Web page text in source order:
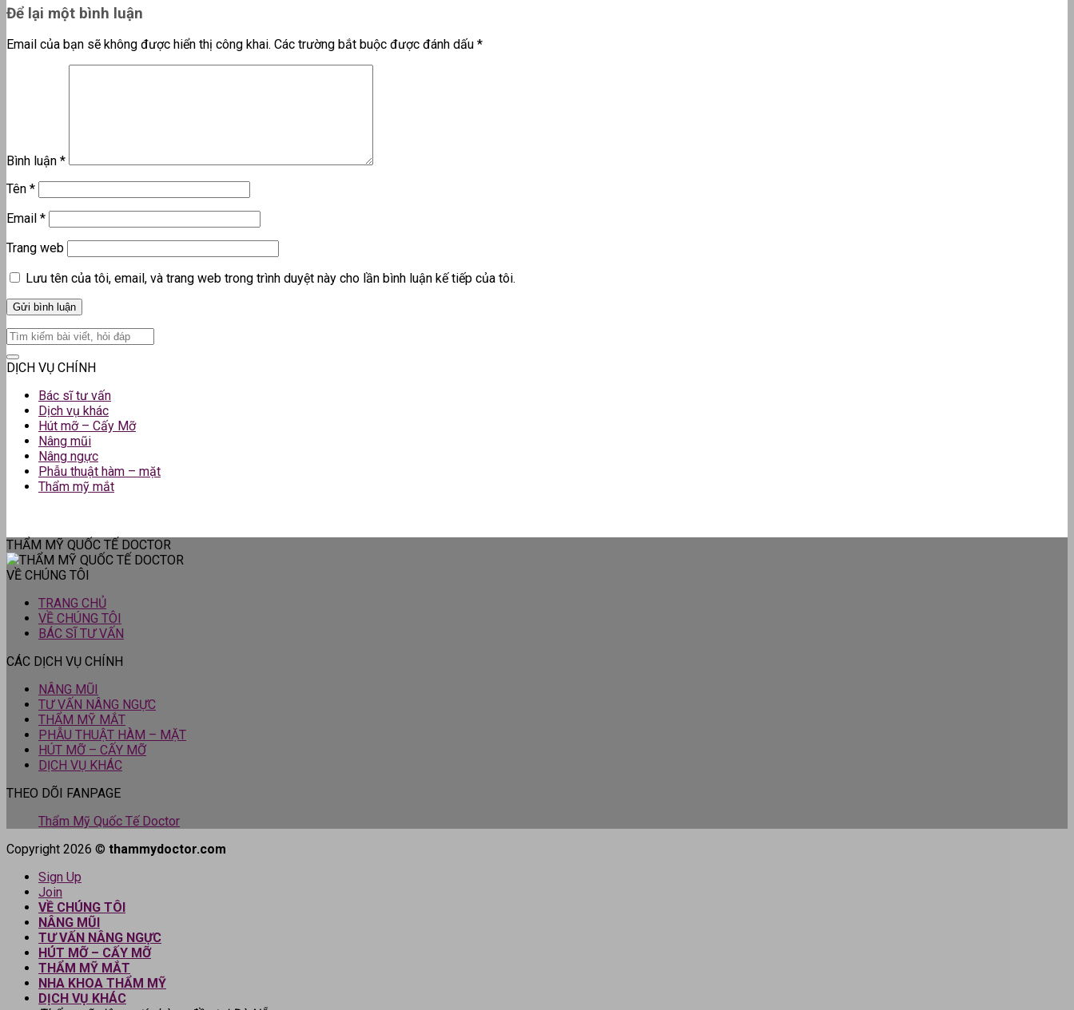
Để lại một bình luận
Email của bạn sẽ không được hiển thị công khai. Các trường bắt buộc được đánh dấu *
Bình luận *
Tên *
Email *
Trang web
Lưu tên của tôi, email, và trang web trong trình duyệt này cho lần bình luận kế tiếp của tôi.
DỊCH VỤ CHÍNH
Bác sĩ tư vấn
Dịch vụ khác
Hút mỡ – Cấy Mỡ
Nâng mũi
Nâng ngực
Phẫu thuật hàm – mặt
Thẩm mỹ mắt
THẨM MỸ QUỐC TẾ DOCTOR
VỀ CHÚNG TÔI
TRANG CHỦ
VỀ CHÚNG TÔI
BÁC SĨ TƯ VẤN
CÁC DỊCH VỤ CHÍNH
NÂNG MŨI
TƯ VẤN NÂNG NGỰC
THẨM MỸ MẮT
PHẪU THUẬT HÀM – MẶT
HÚT MỠ – CẤY MỠ
DỊCH VỤ KHÁC
THEO DÕI FANPAGE
Thẩm Mỹ Quốc Tế Doctor
Copyright 2026 © thammydoctor.com
Sign Up
Join
VỀ CHÚNG TÔI
NÂNG MŨI
TƯ VẤN NÂNG NGỰC
HÚT MỠ – CẤY MỠ
THẨM MỸ MẮT
NHA KHOA THẨM MỸ
DỊCH VỤ KHÁC